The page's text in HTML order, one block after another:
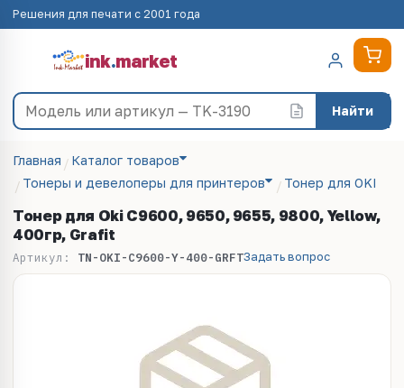
Решения для печати с 2001 года
ink.market
Найти
Главная
Каталог товаров
Тонеры и девелоперы для принтеров
Тонер для OKI
Тонер для Oki C9600, 9650, 9655, 9800, Yellow,
400гр, Grafit
Артикул: TN-OKI-C9600-Y-400-GRFTЗадать вопрос